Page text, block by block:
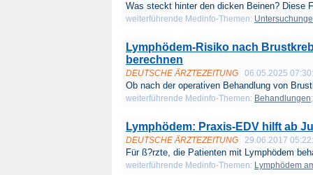
Was steckt hinter den dicken Beinen? Diese
weiterführende Medinfo-Themen:
Lymphödem-Risiko nach
berechnen
DEUTSCHE ÄRZTEZEITUNG 06.05.2025
Ob nach der operativen Behandlung von
weiterführende Medinfo-Themen: Behandlungen
Lymphödem: Praxis-EDV hilft ab
DEUTSCHE ÄRZTEZEITUNG 29.06.2017
Für ß?rzte, die Patienten mit Lymphödem
weiterführende Medinfo-Themen: Lymphödem